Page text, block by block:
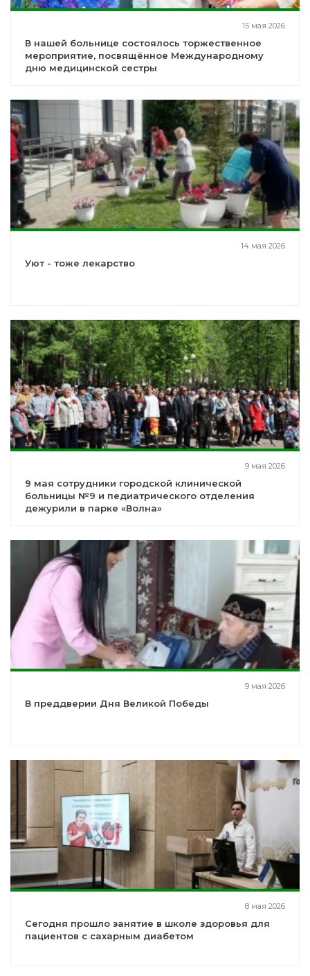
15 мая 2026
В нашей больнице состоялось торжественное
мероприятие, посвящённое Международному
дню медицинской сестры
14 мая 2026
Уют - тоже лекарство
9 мая 2026
9 мая сотрудники городской клинической
больницы №9 и педиатрического отделения
дежурили в парке «Волна»
9 мая 2026
В преддверии Дня Великой Победы
8 мая 2026
Сегодня прошло занятие в школе здоровья для
пациентов с сахарным диабетом